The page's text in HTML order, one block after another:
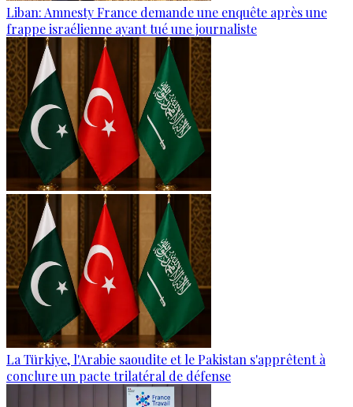
Liban: Amnesty France demande une enquête après une
frappe israélienne ayant tué une journaliste
La Türkiye, l'Arabie saoudite et le Pakistan s'apprêtent à
conclure un pacte trilatéral de défense